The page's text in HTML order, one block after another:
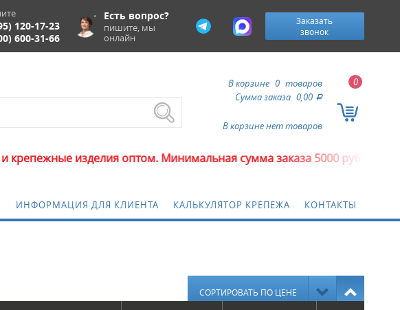
Есть вопрос?
пишите, мы
онлайн
120-17-23
600-31-66
Заказать
звонок
0
В корзине 0 товаров
Сумма заказа 0,00 a
В корзине нет товаров
оптом. Минимальная сумма заказа 5000 рублей.
ИНФОРМАЦИЯ ДЛЯ КЛИЕНТА КАЛЬКУЛЯТОР КРЕПЕЖА КОНТАКТЫ
СОРТИРОВАТЬ ПО ЦЕНЕ